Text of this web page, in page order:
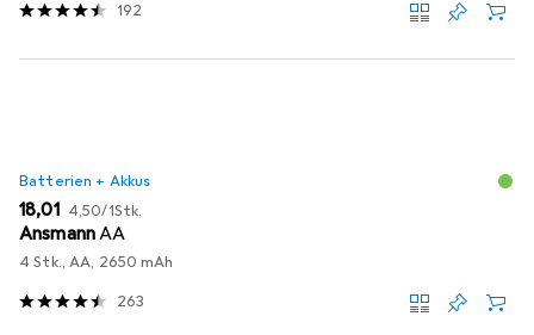
192
Batterien + Akkus
EUR
18,01 EUR
4,50/1Stk.
AnsmannAA
4 Stk., AA, 2650 mAh
263